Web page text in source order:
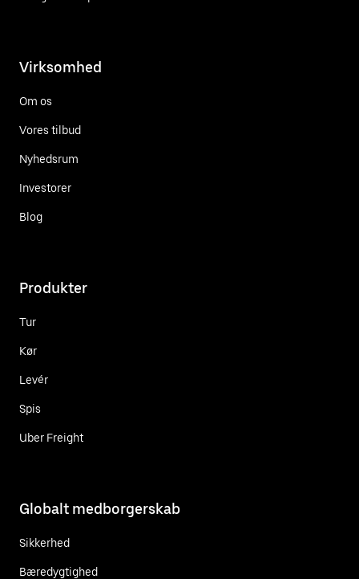
Virksomhed
Om os
Vores tilbud
Nyhedsrum
Investorer
Blog
Produkter
Tur
Kør
Levér
Spis
Uber Freight
Globalt medborgerskab
Sikkerhed
Bæredygtighed